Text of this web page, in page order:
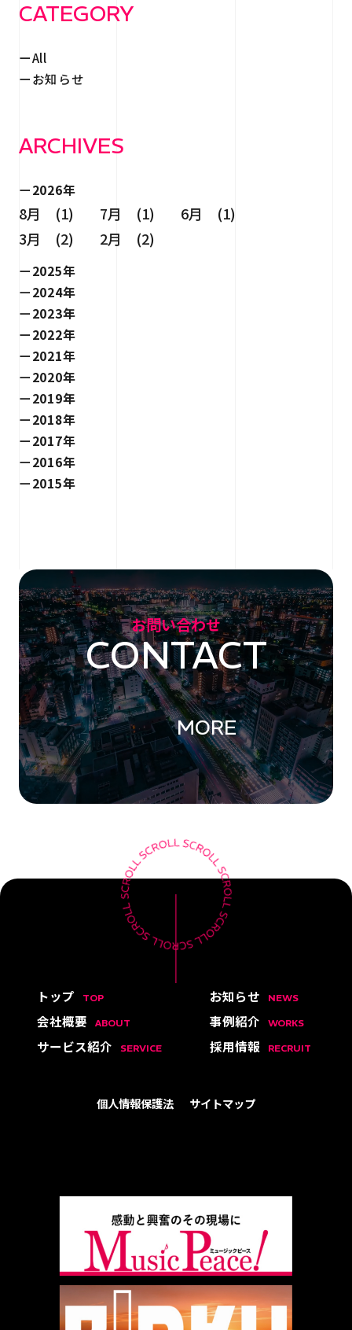
CATEGORY
All
お知らせ
ARCHIVES
2026年
8月 (1) 7月 (1)
6月 (1)
3月 (2)
2月 (2)
2025年
2024年
2023年
2022年
2021年
2020年
2019年
2018年
2017年
2016年
2015年
お問い合わせ
CONTACT
MORE
トップ TOP お知らせ NEWS
会社概要 ABOUT 事例紹介 WORKS
サービス紹介 SERVICE 採用情報 RECRUIT
個人情報保護法 サイトマップ